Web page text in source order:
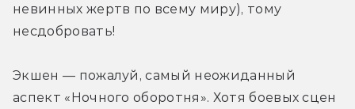
невинных жертв по всему миру), тому
несдобровать!
Экшен — пожалуй, самый неожиданный
аспект «Ночного оборотня». Хотя боевых сцен